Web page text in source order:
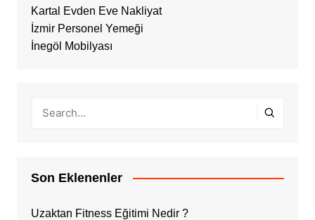
Kartal Evden Eve Nakliyat
İzmir Personel Yemeği
İnegöl Mobilyası
Son Eklenenler
Uzaktan Fitness Eğitimi Nedir ?